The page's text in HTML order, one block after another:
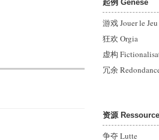
起例 Genèse
游戏 Jouer le Jeu
狂欢 Orgia
虚构
冗余
资源
争夺 Lutte